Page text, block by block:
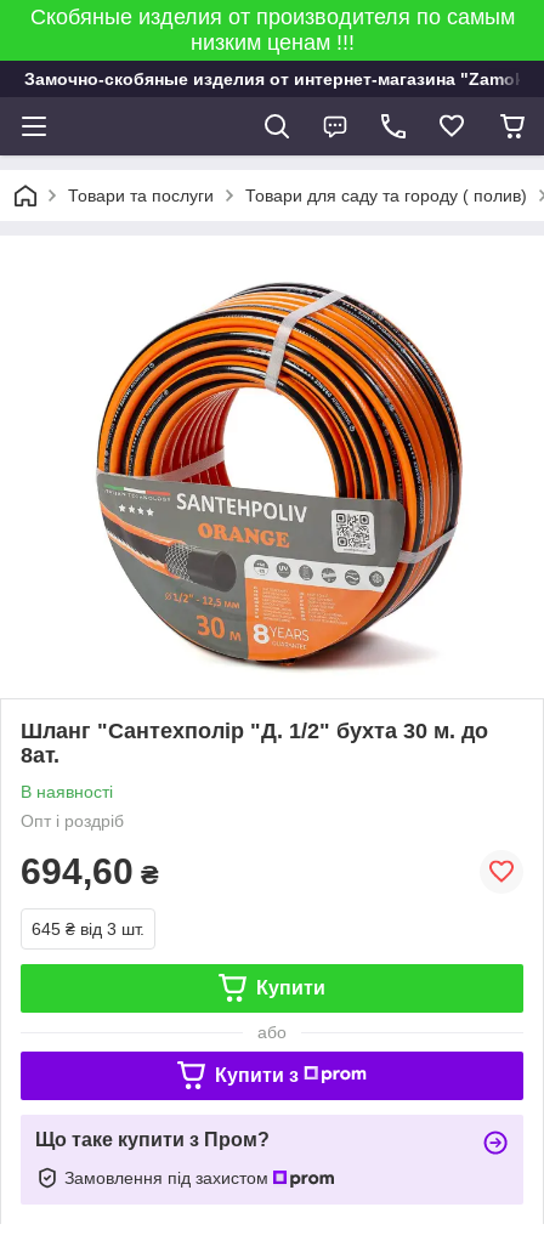
Скобяные изделия от производителя по самым
низким ценам !!!
Замочно-скобяные изделия от интернет-магазина "Zamok
Товари та послуги Товари для саду та городу ( полив)
Шланг "Сантехполір "Д. 1/2" бухта 30 м. до
8ат.
В наявності
Опт і роздріб
694,60 ₴
645 ₴ від 3 шт.
Купити
або
Купити з
Що таке купити з Пром?
Замовлення під захистом